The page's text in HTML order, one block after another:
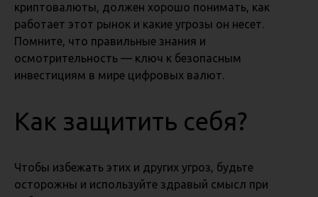
криптовалюты, должен хорошо понимать, как
работает этот рынок и какие угрозы он несет.
Помните, что правильные знания и
осмотрительность — ключ к безопасным
инвестициям в мире цифровых валют.
Как защитить себя?
Чтобы избежать этих и других угроз, будьте
осторожны и используйте здравый смысл при